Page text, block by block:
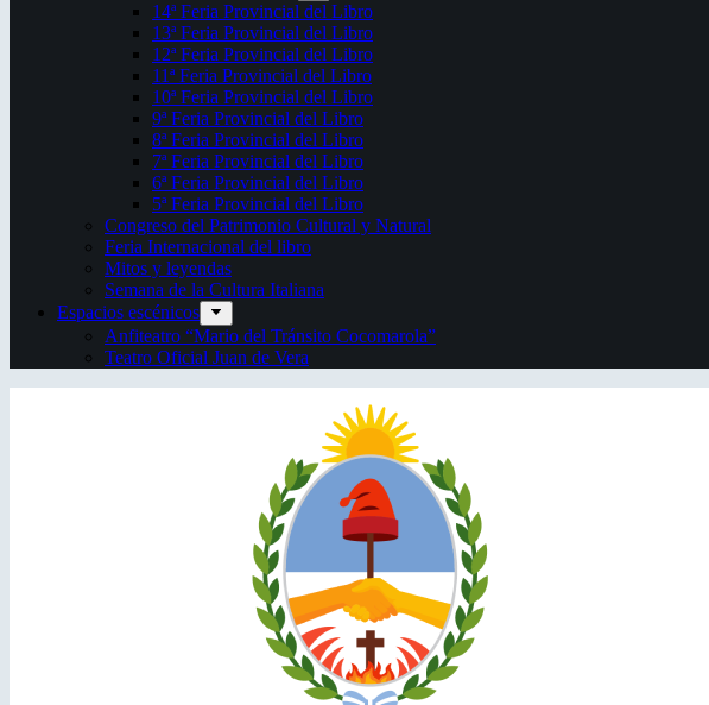
14ª Feria Provincial del Libro
13ª Feria Provincial del Libro
12ª Feria Provincial del Libro
11ª Feria Provincial del Libro
10ª Feria Provincial del Libro
9ª Feria Provincial del Libro
8ª Feria Provincial del Libro
7ª Feria Provincial del Libro
6ª Feria Provincial del Libro
5ª Feria Provincial del Libro
Congreso del Patrimonio Cultural y Natural
Feria Internacional del libro
Mitos y leyendas
Semana de la Cultura Italiana
Espacios escénicos
Anfiteatro “Mario del Tránsito Cocomarola”
Teatro Oficial Juan de Vera